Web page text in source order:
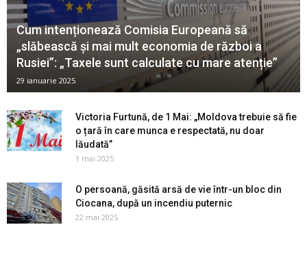
Cum intenționează Comisia Europeană să
„slăbească și mai mult economia de război a
Rusiei”: „Taxele sunt calculate cu mare atenție”
29 ianuarie 2025
Victoria Furtună, de 1 Mai: „Moldova trebuie să fie
o țară în care munca e respectată, nu doar
lăudată”
1 mai 2025
O persoană, găsită arsă de vie într-un bloc din
Ciocana, după un incendiu puternic
22 mai 2025